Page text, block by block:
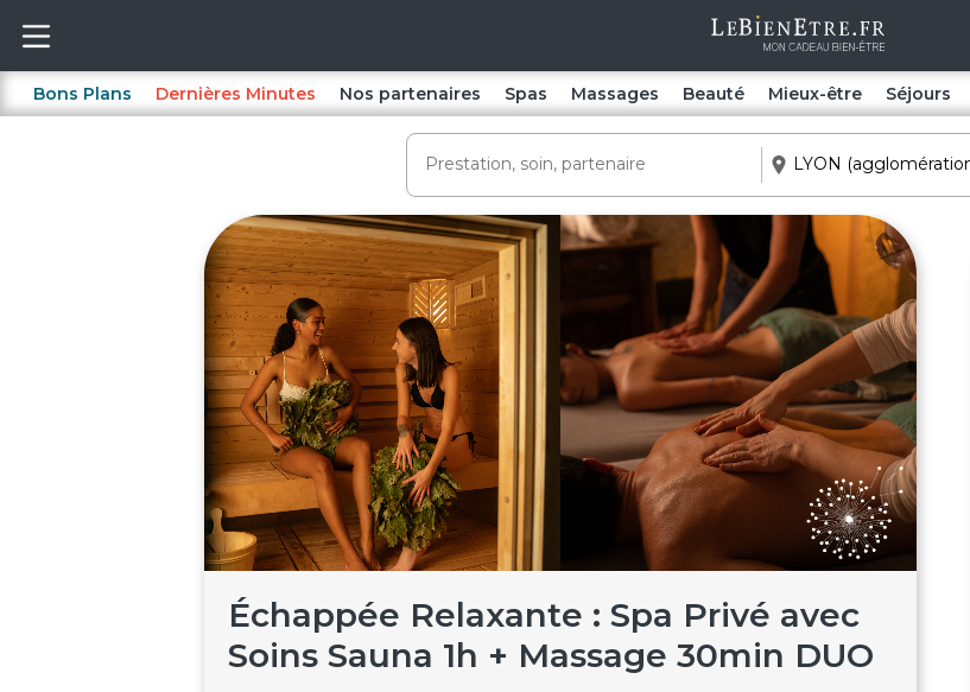
Bons Plans Dernières Minutes Nos partenaires Spas Massages Beauté Mieux-être Séjours
Échappée Relaxante : Spa Privé avec
Soins Sauna 1h + Massage 30min DUO